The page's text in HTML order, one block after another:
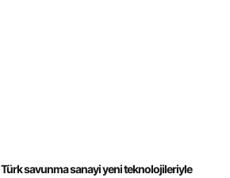
Türk savunma sanayi yeni teknolojileriyle